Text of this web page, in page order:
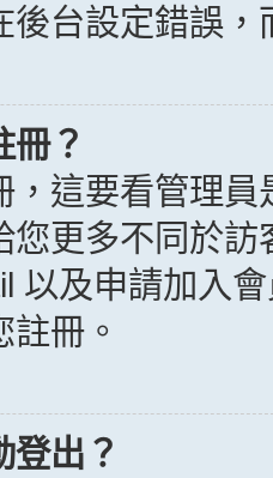
後台設定錯誤
冊？
，這要看管理
您更多不同於
以及申請加入
冊。
登出？